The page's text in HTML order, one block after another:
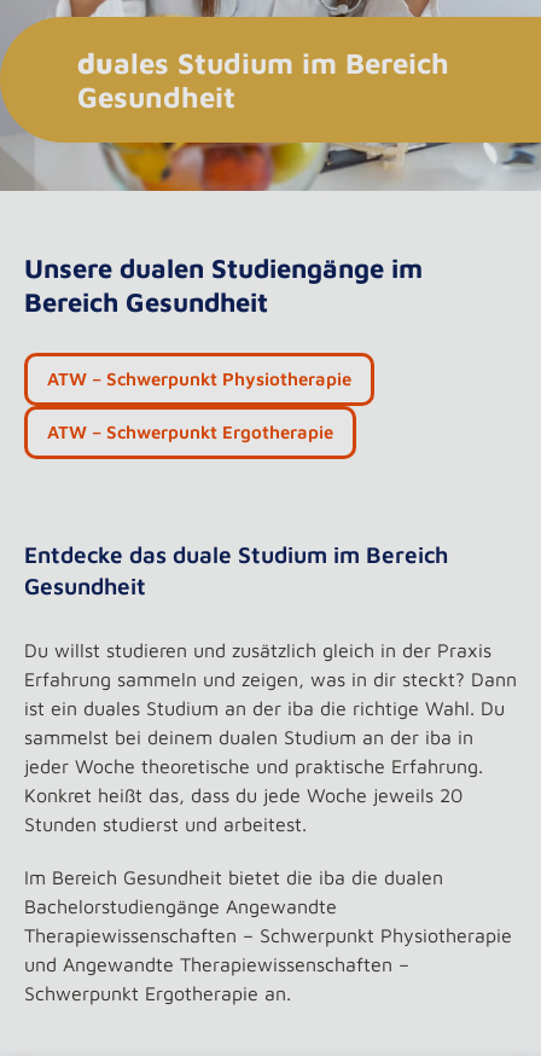
duales Studium im Bereich
Gesundheit
Unsere dualen Studiengänge im
Bereich Gesundheit
ATW – Schwerpunkt Physiotherapie
ATW – Schwerpunkt Ergotherapie
Entdecke das duale Studium im Bereich
Gesundheit
Du willst studieren und zusätzlich gleich in der Praxis
Erfahrung sammeln und zeigen, was in dir steckt? Dann
ist ein duales Studium an der iba die richtige Wahl. Du
sammelst bei deinem dualen Studium an der iba in
jeder Woche theoretische und praktische Erfahrung.
Konkret heißt das, dass du jede Woche jeweils 20
Stunden studierst und arbeitest.
Im Bereich Gesundheit bietet die iba die dualen
Bachelorstudiengänge Angewandte
Therapiewissenschaften – Schwerpunkt Physiotherapie
und Angewandte Therapiewissenschaften –
Schwerpunkt Ergotherapie an.